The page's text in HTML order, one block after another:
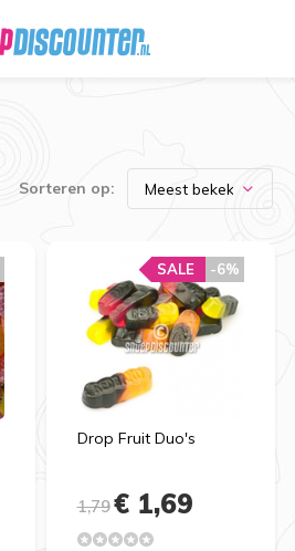
Sorteren op:
Drop Fruit Duo's
-6%
SALE
1,79€ 1,69